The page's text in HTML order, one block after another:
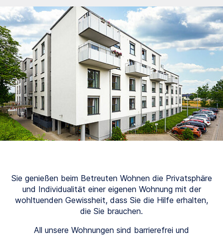
Sie genießen beim Betreuten Wohnen die Privatsphäre
und Individualität einer eigenen Wohnung mit der
wohltuenden Gewissheit, dass Sie die Hilfe erhalten,
die Sie brauchen.
All unsere Wohnungen sind barrierefrei und